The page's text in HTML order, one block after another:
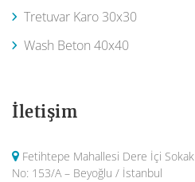
Tretuvar Karo 30x30
Wash Beton 40x40
İletişim
Fetihtepe Mahallesi Dere İçi Sokak
No: 153/A – Beyoğlu / İstanbul